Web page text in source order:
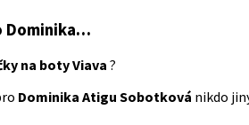
Dominika…
na boty Viava ?
Dominika Atigu Sobotková nikdo